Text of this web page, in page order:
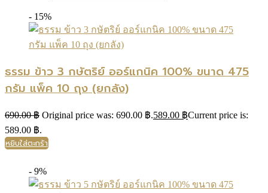
- 15%
ธรรม ข้าว 3 กษัตริย์ ออร์แกนิค 100% ขนาด 475
กรัม แพ็ค 10 ถุง (ยกลัง)
690.00฿ Original price was: 690.00 ฿.589.00 ฿Current price is:
589.00 ฿.
หยิบใส่ตะกร้า
- 9%